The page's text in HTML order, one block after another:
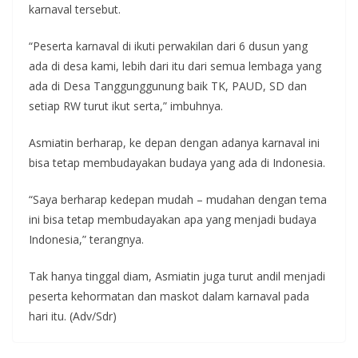
karnaval tersebut.
“Peserta karnaval di ikuti perwakilan dari 6 dusun yang
ada di desa kami, lebih dari itu dari semua lembaga yang
ada di Desa Tanggunggunung baik TK, PAUD, SD dan
setiap RW turut ikut serta,” imbuhnya.
Asmiatin berharap, ke depan dengan adanya karnaval ini
bisa tetap membudayakan budaya yang ada di Indonesia.
“Saya berharap kedepan mudah – mudahan dengan tema
ini bisa tetap membudayakan apa yang menjadi budaya
Indonesia,” terangnya.
Tak hanya tinggal diam, Asmiatin juga turut andil menjadi
peserta kehormatan dan maskot dalam karnaval pada
hari itu. (Adv/Sdr)